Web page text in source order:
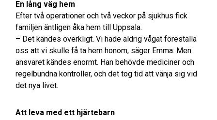
En lång väg hem
Efter två operationer och två veckor på sjukhus fick
familjen äntligen åka hem till Uppsala.
– Det kändes overkligt. Vi hade aldrig vågat föreställa
oss att vi skulle få ta hem honom, säger Emma. Men
ansvaret kändes enormt. Han behövde mediciner och
regelbundna kontroller, och det tog tid att vänja sig vid
det nya livet.
Att leva med ett hjärtebarn